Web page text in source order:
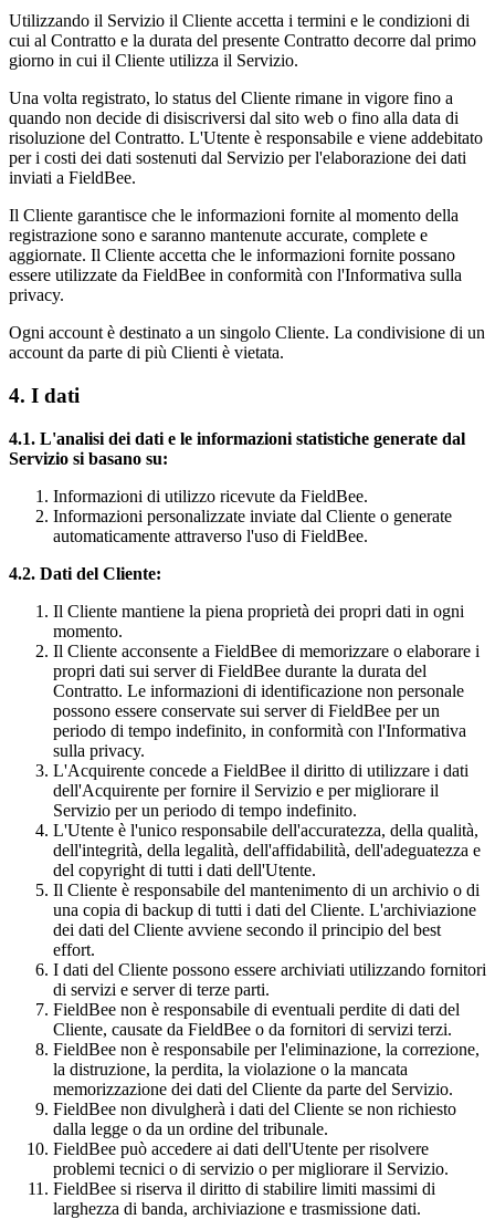
Utilizzando il Servizio il Cliente accetta i termini e le condizioni di
cui al Contratto e la durata del presente Contratto decorre dal primo
giorno in cui il Cliente utilizza il Servizio.
Una volta registrato, lo status del Cliente rimane in vigore fino a
quando non decide di disiscriversi dal sito web o fino alla data di
risoluzione del Contratto. L'Utente è responsabile e viene addebitato
per i costi dei dati sostenuti dal Servizio per l'elaborazione dei dati
inviati a FieldBee.
Il Cliente garantisce che le informazioni fornite al momento della
registrazione sono e saranno mantenute accurate, complete e
aggiornate. Il Cliente accetta che le informazioni fornite possano
essere utilizzate da FieldBee in conformità con l'Informativa sulla
privacy.
Ogni account è destinato a un singolo Cliente. La condivisione di un
account da parte di più Clienti è vietata.
4. I dati
4.1. L'analisi dei dati e le informazioni statistiche generate dal
Servizio si basano su:
Informazioni di utilizzo ricevute da FieldBee.
Informazioni personalizzate inviate dal Cliente o generate
automaticamente attraverso l'uso di FieldBee.
4.2. Dati del Cliente:
Il Cliente mantiene la piena proprietà dei propri dati in ogni
momento.
Il Cliente acconsente a FieldBee di memorizzare o elaborare i
propri dati sui server di FieldBee durante la durata del
Contratto. Le informazioni di identificazione non personale
possono essere conservate sui server di FieldBee per un
periodo di tempo indefinito, in conformità con l'Informativa
sulla privacy.
L'Acquirente concede a FieldBee il diritto di utilizzare i dati
dell'Acquirente per fornire il Servizio e per migliorare il
Servizio per un periodo di tempo indefinito.
L'Utente è l'unico responsabile dell'accuratezza, della qualità,
dell'integrità, della legalità, dell'affidabilità, dell'adeguatezza e
del copyright di tutti i dati dell'Utente.
Il Cliente è responsabile del mantenimento di un archivio o di
una copia di backup di tutti i dati del Cliente. L'archiviazione
dei dati del Cliente avviene secondo il principio del best
effort.
I dati del Cliente possono essere archiviati utilizzando fornitori
di servizi e server di terze parti.
FieldBee non è responsabile di eventuali perdite di dati del
Cliente, causate da FieldBee o da fornitori di servizi terzi.
FieldBee non è responsabile per l'eliminazione, la correzione,
la distruzione, la perdita, la violazione o la mancata
memorizzazione dei dati del Cliente da parte del Servizio.
FieldBee non divulgherà i dati del Cliente se non richiesto
dalla legge o da un ordine del tribunale.
FieldBee può accedere ai dati dell'Utente per risolvere
problemi tecnici o di servizio o per migliorare il Servizio.
FieldBee si riserva il diritto di stabilire limiti massimi di
larghezza di banda, archiviazione e trasmissione dati.